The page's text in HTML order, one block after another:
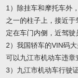
1）除挂车和摩托车外
之一的柱子上，接近
定在车门内侧，近驾驶
2）我国轿车的VIN码
可以九江市机动车违章
3）九江市机动车行驶